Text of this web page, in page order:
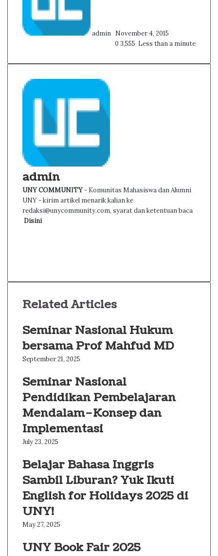
admin November 4, 2015
0 3,555 Less than a minute
admin
UNY COMMUNITY- Komunitas Mahasiswa dan Alumni
UNY - kirim artikel menarik kalian ke
redaksi@unycommunity.com, syarat dan ketentuan baca
Disini
Related Articles
Seminar Nasional Hukum
bersama Prof Mahfud MD
September 21, 2025
Seminar Nasional
Pendidikan Pembelajaran
Mendalam–Konsep dan
Implementasi
July 23, 2025
Belajar Bahasa Inggris
Sambil Liburan? Yuk Ikuti
English for Holidays 2025 di
UNY!
May 27, 2025
UNY Book Fair 2025